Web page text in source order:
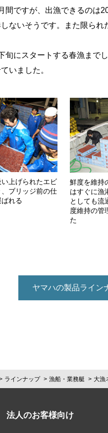
ですが、出漁できるのは
ないそうです。また限ら
にスタートする春漁まで
いました。
上げられたエビ
ブリッジ前の仕
れる
鮮度を維持
はすぐに漁
としても流
度維持の管
た
ヤマハの製品ライン
ラインナップ 漁船・業務艇 大漁
法人のお客様向け